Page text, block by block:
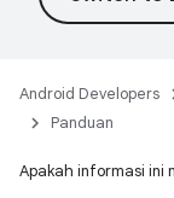
Android Developers
Panduan
Apakah informasi ini